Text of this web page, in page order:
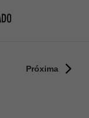
Próxima